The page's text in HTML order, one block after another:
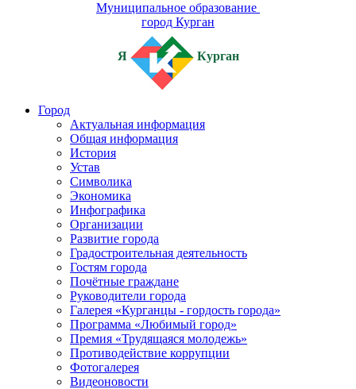
Муниципальное образование
город Курган
Я Курган
Город
Актуальная информация
Общая информация
История
Устав
Символика
Экономика
Инфографика
Организации
Развитие города
Градостроительная деятельность
Гостям города
Почётные граждане
Руководители города
Галерея «Курганцы - гордость города»
Программа «Любимый город»
Премия «Трудящаяся молодежь»
Противодействие коррупции
Фотогалерея
Видеоновости